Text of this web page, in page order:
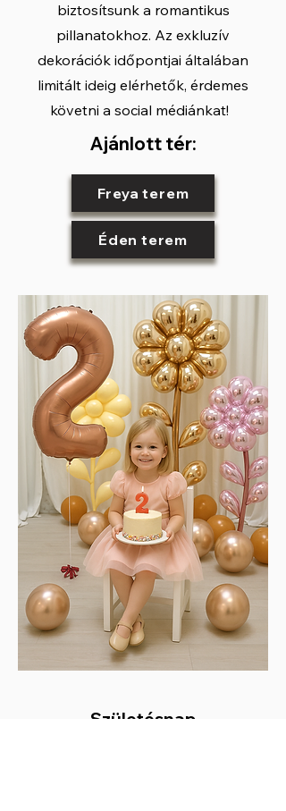
biztosítsunk a romantikus
pillanatokhoz. Az exkluzív
dekorációk időpontjai általában
limitált ideig elérhetők, érdemes
követni a social médiánkat!
Ajánlott tér:
Freya terem
Éden terem
Születésnap